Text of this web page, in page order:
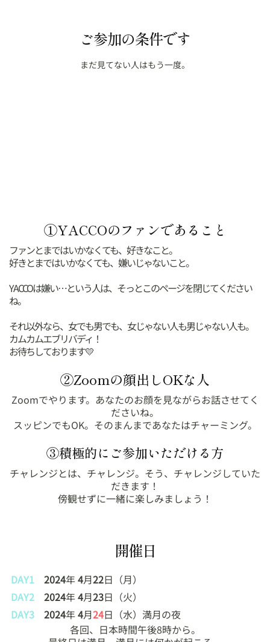
ご参加の条件です
まだ見てない人はもう一度。
①YACCOのファンであること
ファンとまではいかなくても、好きなこと。
好きとまではいかなくても、嫌いじゃないこと。
YACCOは嫌い…という人は、そっとこのページを閉じてください
ね。
それ以外なら、女でも男でも、女じゃない人も男じゃない人も。
カムカムエブリバディ！
お待ちしております💛
②Zoomの顔出しOKな人
Zoomでやります。あなたのお顔を見ながらお話させてく
ださいね。
スッピンでもOK。そのまんまであなたはチャーミング。
③積極的にご参加いただける方
チャレンジとは、チャレンジ。そう、チャレンジしていた
だきます！
傍観せずに一緒に楽しみましょう！
開催日
DAY1 2024年4月22日（月）
DAY2 2024年4月23日（火）
DAY3 2024年4月24日（水）満月の夜
各回、日本時間午後8時から。